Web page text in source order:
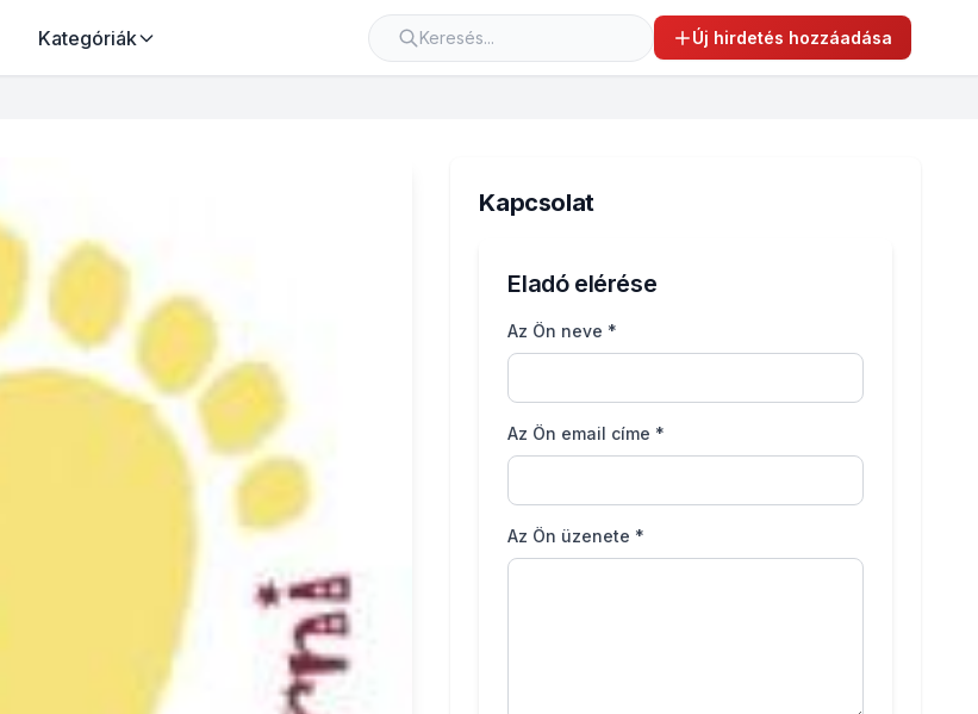
Kategóriák Új hirdetés hozzáadása
Kapcsolat
Eladó elérése
Az Ön neve *
Az Ön email címe *
Az Ön üzenete *